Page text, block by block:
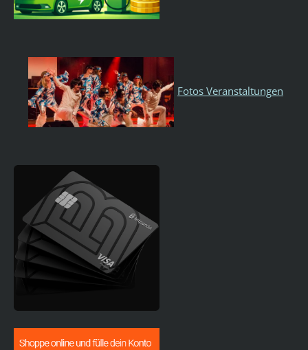
Fotos Veranstaltungen